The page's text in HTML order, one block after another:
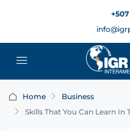
+507
Home
Business
Skills That You Can Learn In